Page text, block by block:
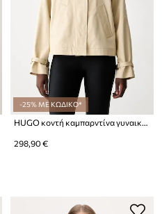
-25% ΜΕ ΚΩΔΙΚΟ*
298,90 €